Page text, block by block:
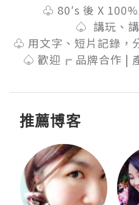
♧ 80′s 後 X
♤  講玩、
♧ 用文字、短片記錄，
♤ 歡迎╔ 品牌合作 |
推薦博客